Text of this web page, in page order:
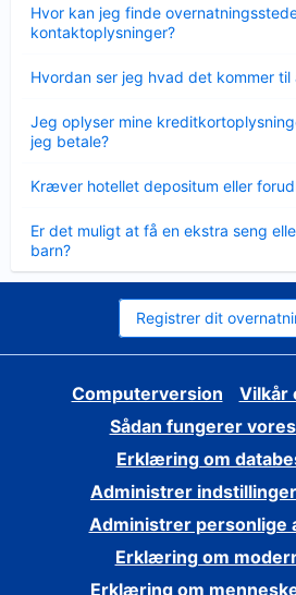
Hvor kan jeg finde
kontaktoplysninger?
Hvordan ser jeg hvad det kommer til
Jeg oplyser mine
jeg betale?
Kræver hotellet depositum eller
Er det muligt at få en ekstra seng
barn?
Registrer dit
Computerversion
Vilkår
Sådan fungerer
Erklæring om
Administrer
Administrer personlige
Erklæring om
Erklæring om